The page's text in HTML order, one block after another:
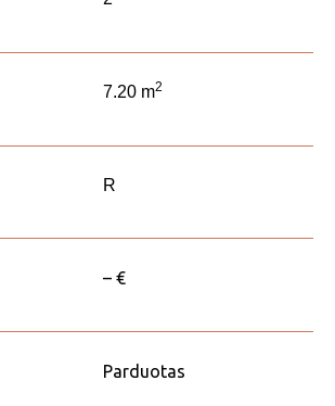
7.20 m2
R
– €
Parduotas